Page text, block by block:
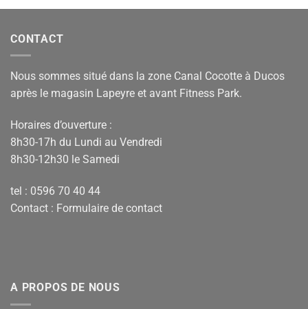
CONTACT
Nous sommes situé dans la zone Canal Cocotte à Ducos
après le magasin Lapeyre et avant Fitness Park.
Horaires d’ouverture :
8h30-17h du Lundi au Vendredi
8h30-12h30 le Samedi
tel : 0596 70 40 44
Contact : Formulaire de contact
A PROPOS DE NOUS